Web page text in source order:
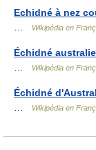
Echidné à nez
Wikipédia en
Échidné
Wikipédia en
Échidné
Wikipédia en